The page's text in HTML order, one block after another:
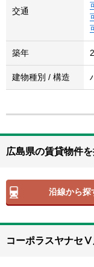
交通
築年
建物種別 / 構造
広島県の賃貸物件
沿線から探
コーポラスヤナセ